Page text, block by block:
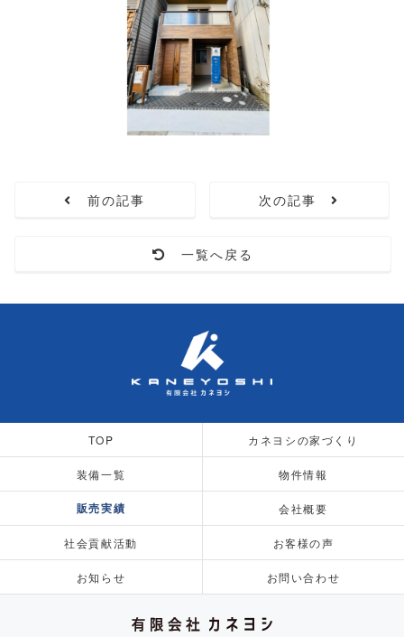
前の記事
一覧へ戻る
次の記事
TOP カネヨシの家づくり
装備一覧 物件情報
販売実績 会社概要
社会貢献活動 お客様の声
お知らせ お問い合わせ